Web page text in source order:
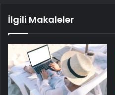
İlgili Makaleler